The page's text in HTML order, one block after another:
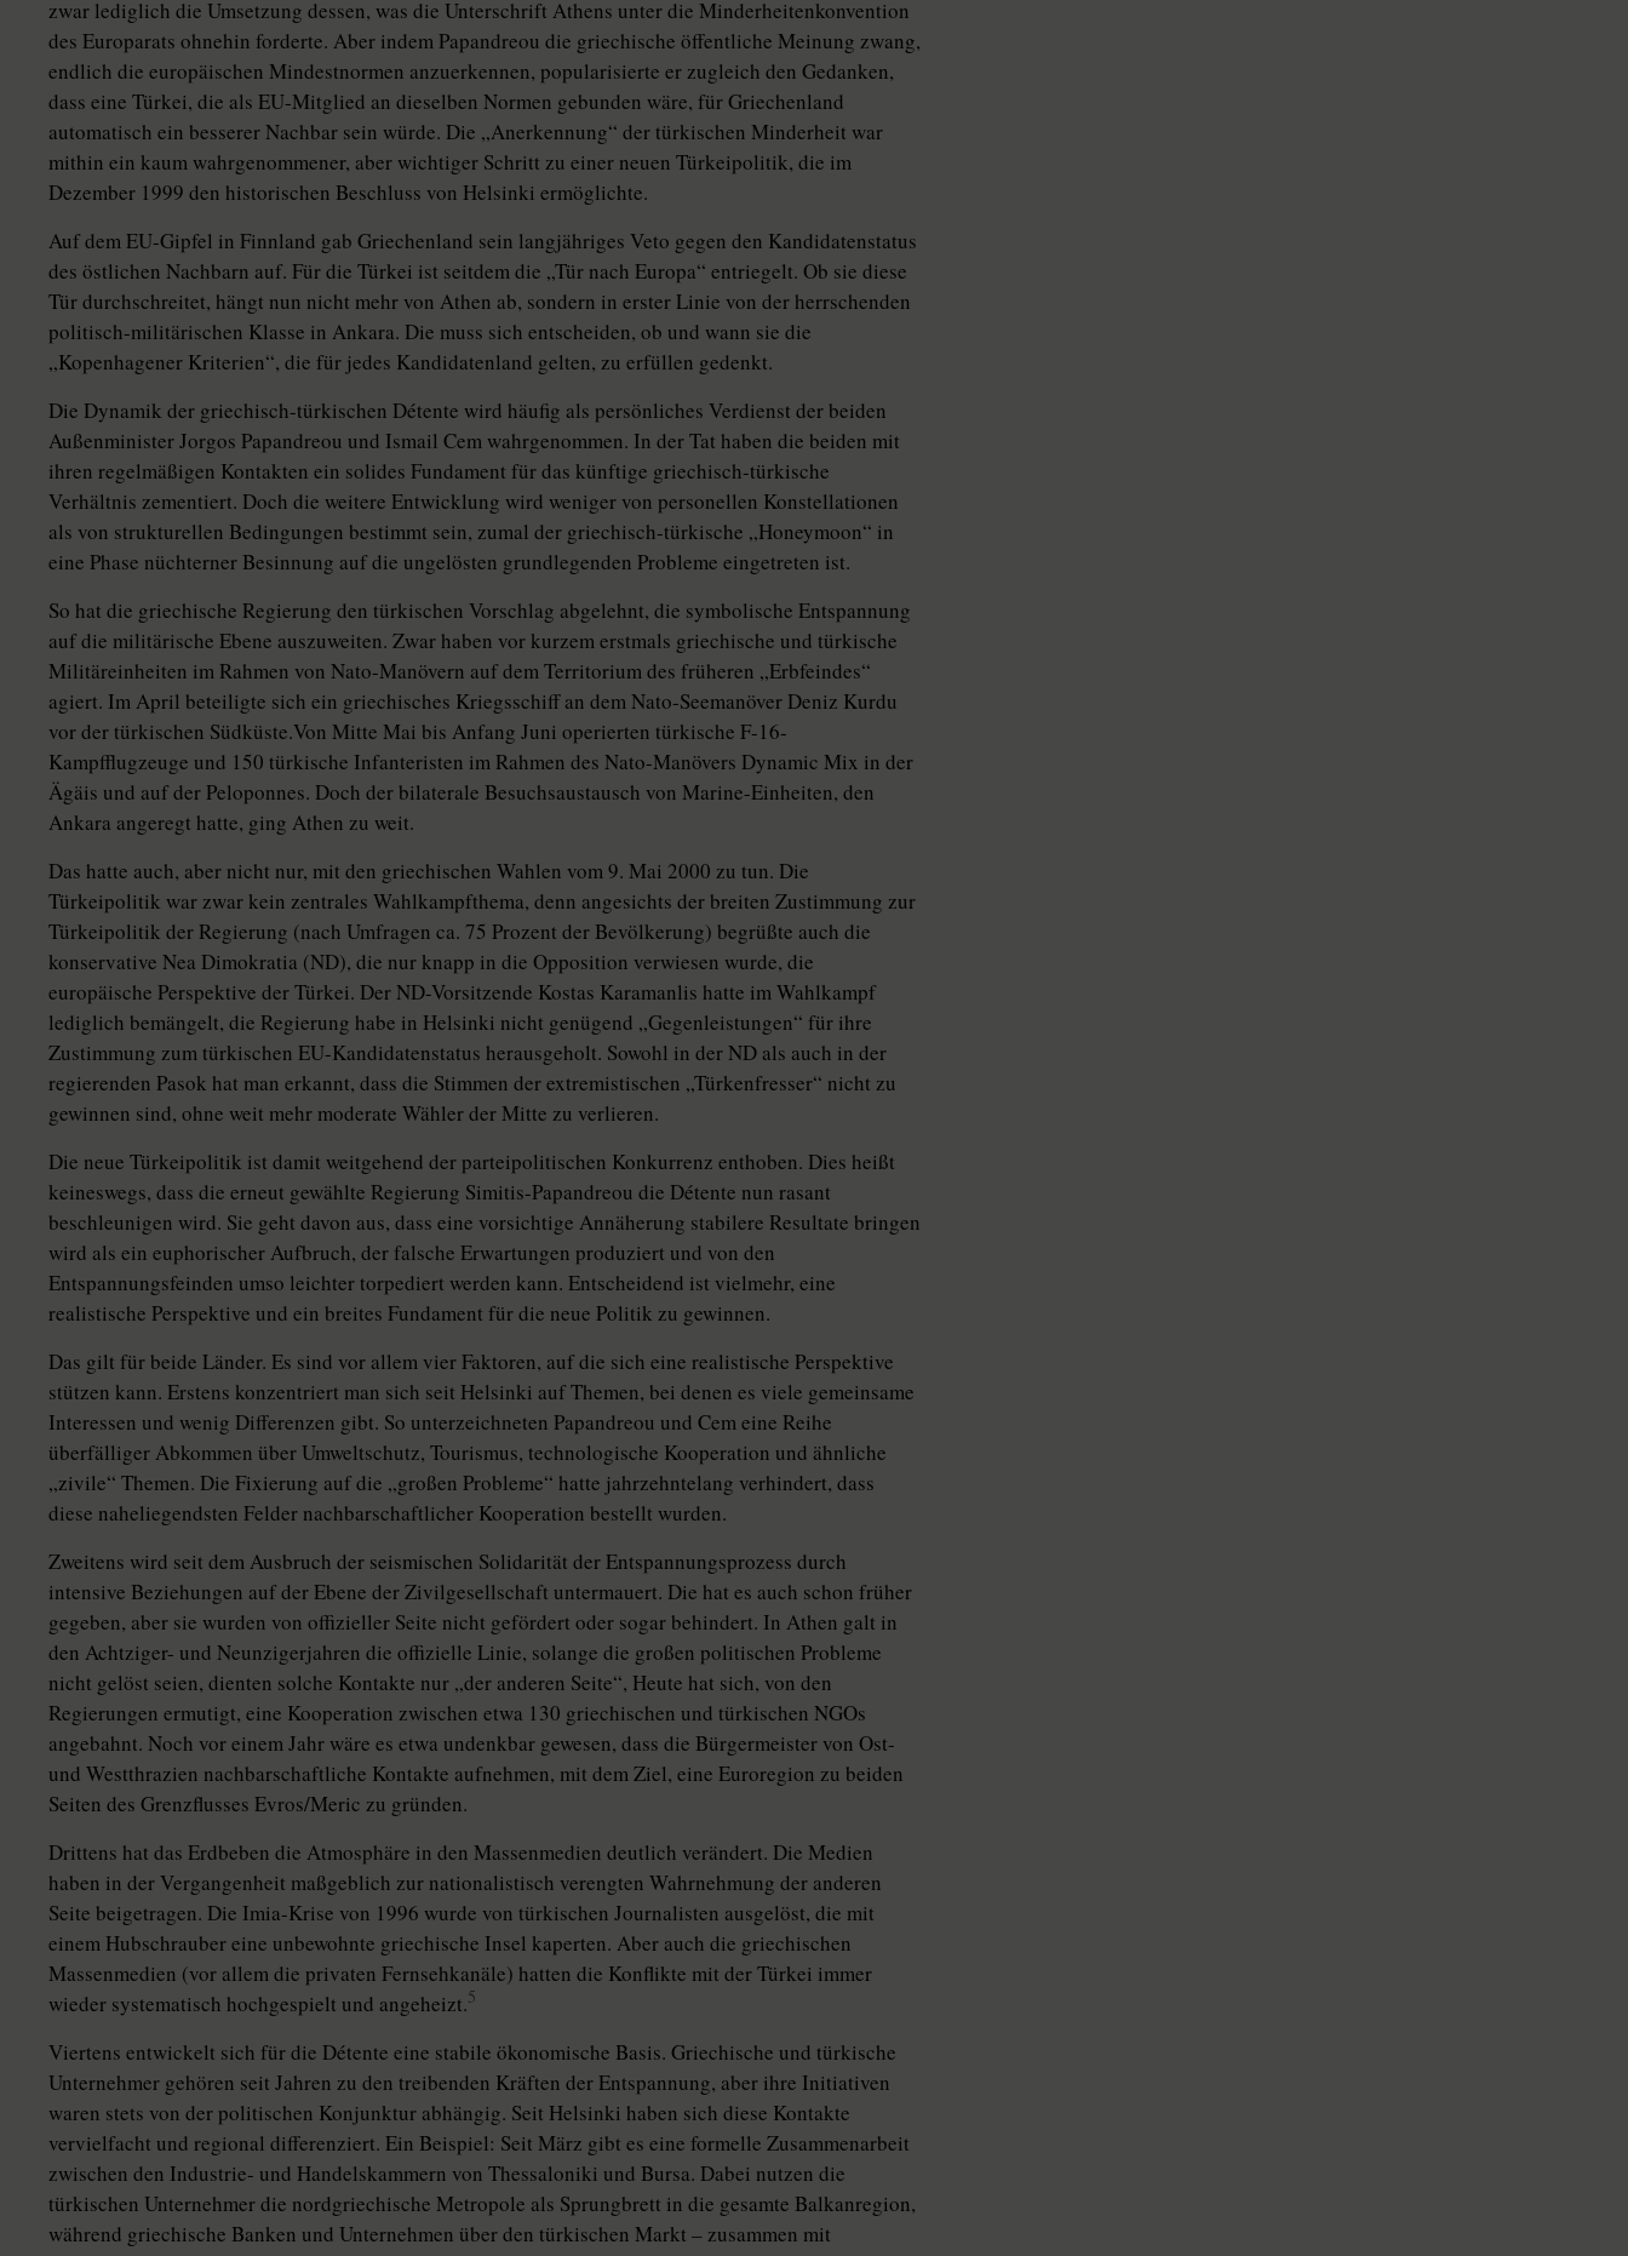
zwar lediglich die Umsetzung dessen, was die Unterschrift Athens unter die Minderheitenkonvention
des Europarats ohnehin forderte. Aber indem Papandreou die griechische öffentliche Meinung zwang,
endlich die europäischen Mindestnormen anzuerkennen, popularisierte er zugleich den Gedanken,
dass eine Türkei, die als EU-Mitglied an dieselben Normen gebunden wäre, für Griechenland
automatisch ein besserer Nachbar sein würde. Die „Anerkennung“ der türkischen Minderheit war
mithin ein kaum wahrgenommener, aber wichtiger Schritt zu einer neuen Türkeipolitik, die im
Dezember 1999 den historischen Beschluss von Helsinki ermöglichte.
Auf dem EU-Gipfel in Finnland gab Griechenland sein langjähriges Veto gegen den Kandidatenstatus
des östlichen Nachbarn auf. Für die Türkei ist seitdem die „Tür nach Europa“ entriegelt. Ob sie diese
Tür durchschreitet, hängt nun nicht mehr von Athen ab, sondern in erster Linie von der herrschenden
politisch-militärischen Klasse in Ankara. Die muss sich entscheiden, ob und wann sie die
„Kopenhagener Kriterien“, die für jedes Kandidatenland gelten, zu erfüllen gedenkt.
Die Dynamik der griechisch-türkischen Détente wird häufig als persönliches Verdienst der beiden
Außenminister Jorgos Papandreou und Ismail Cem wahrgenommen. In der Tat haben die beiden mit
ihren regelmäßigen Kontakten ein solides Fundament für das künftige griechisch-türkische
Verhältnis zementiert. Doch die weitere Entwicklung wird weniger von personellen Konstellationen
als von strukturellen Bedingungen bestimmt sein, zumal der griechisch-türkische „Honeymoon“ in
eine Phase nüchterner Besinnung auf die ungelösten grundlegenden Probleme eingetreten ist.
So hat die griechische Regierung den türkischen Vorschlag abgelehnt, die symbolische Entspannung
auf die militärische Ebene auszuweiten. Zwar haben vor kurzem erstmals griechische und türkische
Militäreinheiten im Rahmen von Nato-Manövern auf dem Territorium des früheren „Erbfeindes“
agiert. Im April beteiligte sich ein griechisches Kriegsschiff an dem Nato-Seemanöver Deniz Kurdu
vor der türkischen Südküste.Von Mitte Mai bis Anfang Juni operierten türkische F-16-
Kampfflugzeuge und 150 türkische Infanteristen im Rahmen des Nato-Manövers Dynamic Mix in der
Ägäis und auf der Peloponnes. Doch der bilaterale Besuchsaustausch von Marine-Einheiten, den
Ankara angeregt hatte, ging Athen zu weit.
Das hatte auch, aber nicht nur, mit den griechischen Wahlen vom 9. Mai 2000 zu tun. Die
Türkeipolitik war zwar kein zentrales Wahlkampfthema, denn angesichts der breiten Zustimmung zur
Türkeipolitik der Regierung (nach Umfragen ca. 75 Prozent der Bevölkerung) begrüßte auch die
konservative Nea Dimokratia (ND), die nur knapp in die Opposition verwiesen wurde, die
europäische Perspektive der Türkei. Der ND-Vorsitzende Kostas Karamanlis hatte im Wahlkampf
lediglich bemängelt, die Regierung habe in Helsinki nicht genügend „Gegenleistungen“ für ihre
Zustimmung zum türkischen EU-Kandidatenstatus herausgeholt. Sowohl in der ND als auch in der
regierenden Pasok hat man erkannt, dass die Stimmen der extremistischen „Türkenfresser“ nicht zu
gewinnen sind, ohne weit mehr moderate Wähler der Mitte zu verlieren.
Die neue Türkeipolitik ist damit weitgehend der parteipolitischen Konkurrenz enthoben. Dies heißt
keineswegs, dass die erneut gewählte Regierung Simitis-Papandreou die Détente nun rasant
beschleunigen wird. Sie geht davon aus, dass eine vorsichtige Annäherung stabilere Resultate bringen
wird als ein euphorischer Aufbruch, der falsche Erwartungen produziert und von den
Entspannungsfeinden umso leichter torpediert werden kann. Entscheidend ist vielmehr, eine
realistische Perspektive und ein breites Fundament für die neue Politik zu gewinnen.
Das gilt für beide Länder. Es sind vor allem vier Faktoren, auf die sich eine realistische Perspektive
stützen kann. Erstens konzentriert man sich seit Helsinki auf Themen, bei denen es viele gemeinsame
Interessen und wenig Differenzen gibt. So unterzeichneten Papandreou und Cem eine Reihe
überfälliger Abkommen über Umweltschutz, Tourismus, technologische Kooperation und ähnliche
„zivile“ Themen. Die Fixierung auf die „großen Probleme“ hatte jahrzehntelang verhindert, dass
diese naheliegendsten Felder nachbarschaftlicher Kooperation bestellt wurden.
Zweitens wird seit dem Ausbruch der seismischen Solidarität der Entspannungsprozess durch
intensive Beziehungen auf der Ebene der Zivilgesellschaft untermauert. Die hat es auch schon früher
gegeben, aber sie wurden von offizieller Seite nicht gefördert oder sogar behindert. In Athen galt in
den Achtziger- und Neunzigerjahren die offizielle Linie, solange die großen politischen Probleme
nicht gelöst seien, dienten solche Kontakte nur „der anderen Seite“, Heute hat sich, von den
Regierungen ermutigt, eine Kooperation zwischen etwa 130 griechischen und türkischen NGOs
angebahnt. Noch vor einem Jahr wäre es etwa undenkbar gewesen, dass die Bürgermeister von Ost-
und Westthrazien nachbarschaftliche Kontakte aufnehmen, mit dem Ziel, eine Euroregion zu beiden
Seiten des Grenzflusses Evros/Meric zu gründen.
Drittens hat das Erdbeben die Atmosphäre in den Massenmedien deutlich verändert. Die Medien
haben in der Vergangenheit maßgeblich zur nationalistisch verengten Wahrnehmung der anderen
Seite beigetragen. Die Imia-Krise von 1996 wurde von türkischen Journalisten ausgelöst, die mit
einem Hubschrauber eine unbewohnte griechische Insel kaperten. Aber auch die griechischen
Massenmedien (vor allem die privaten Fernsehkanäle) hatten die Konflikte mit der Türkei immer
wieder systematisch hochgespielt und angeheizt.5
Viertens entwickelt sich für die Détente eine stabile ökonomische Basis. Griechische und türkische
Unternehmer gehören seit Jahren zu den treibenden Kräften der Entspannung, aber ihre Initiativen
waren stets von der politischen Konjunktur abhängig. Seit Helsinki haben sich diese Kontakte
vervielfacht und regional differenziert. Ein Beispiel: Seit März gibt es eine formelle Zusammenarbeit
zwischen den Industrie- und Handelskammern von Thessaloniki und Bursa. Dabei nutzen die
türkischen Unternehmer die nordgriechische Metropole als Sprungbrett in die gesamte Balkanregion,
während griechische Banken und Unternehmen über den türkischen Markt – zusammen mit